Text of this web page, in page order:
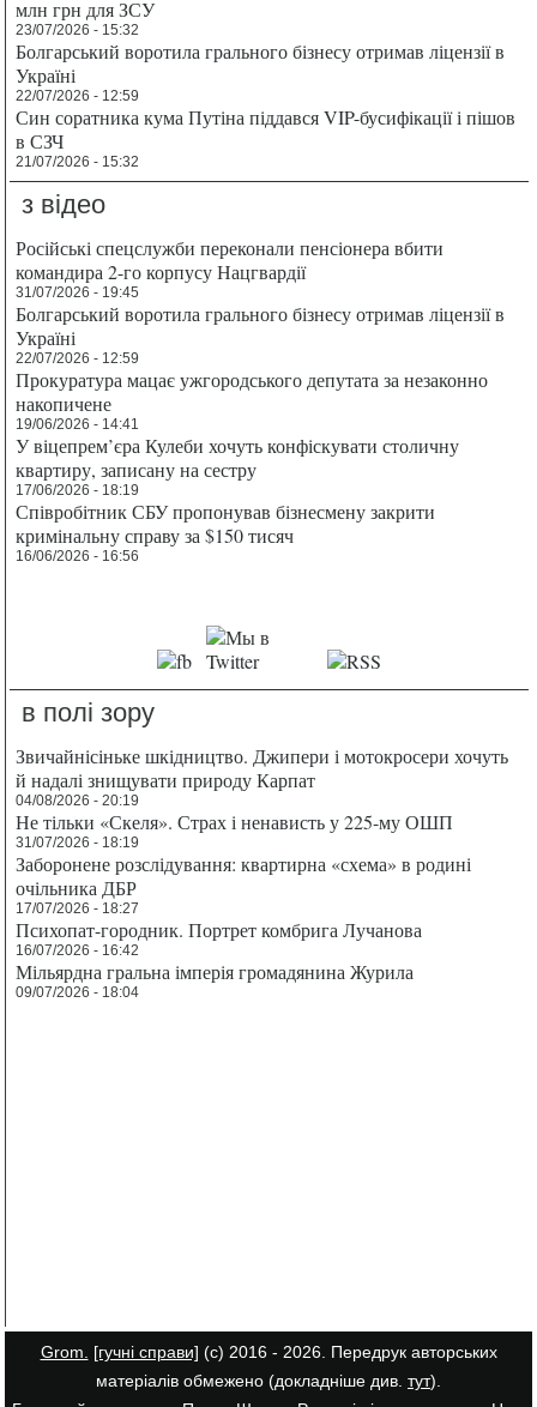
млн грн для ЗСУ
23/07/2026 - 15:32
Болгарський воротила грального бізнесу отримав ліцензії в
Україні
22/07/2026 - 12:59
Син соратника кума Путіна піддався VIP-бусифікації і пішов
в СЗЧ
21/07/2026 - 15:32
з відео
Російські спецслужби переконали пенсіонера вбити
командира 2-го корпусу Нацгвардії
31/07/2026 - 19:45
Болгарський воротила грального бізнесу отримав ліцензії в
Україні
22/07/2026 - 12:59
Прокуратура мацає ужгородського депутата за незаконно
накопичене
19/06/2026 - 14:41
У віцепрем’єра Кулеби хочуть конфіскувати столичну
квартиру, записану на сестру
17/06/2026 - 18:19
Співробітник СБУ пропонував бізнесмену закрити
кримінальну справу за $150 тисяч
16/06/2026 - 16:56
в полі зору
Звичайнісіньке шкідництво. Джипери і мотокросери хочуть
й надалі знищувати природу Карпат
04/08/2026 - 20:19
Не тільки «Скеля». Страх і ненависть у 225-му ОШП
31/07/2026 - 18:19
Заборонене розслідування: квартирна «схема» в родині
очільника ДБР
17/07/2026 - 18:27
Психопат-городник. Портрет комбрига Лучанова
16/07/2026 - 16:42
Мільярдна гральна імперія громадянина Журила
09/07/2026 - 18:04
Grom. [гучні справи] (с) 2016 - 2026. Передрук авторських
матеріалів обмежено (докладніше див. тут).